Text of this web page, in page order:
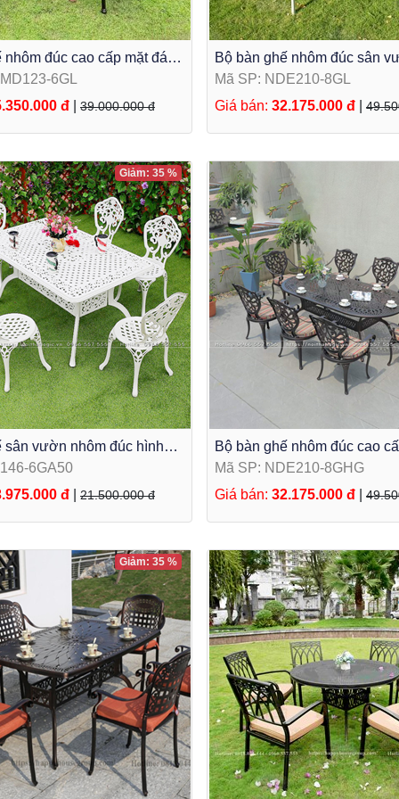
nhôm đúc cao cấp mặt đá 6
6GL
đ 39.000.000 đ
Bộ bàn ghế nhôm đúc sân
Elip NDE210-8GL
Mã SP: NDE210-8GL
Giá bán: 32.175.000 đ
sân vườn nhôm đúc hình
trắng 6 ghế ND146-
6GA50
đ 21.500.000 đ
Giảm: 35 %
Bộ bàn ghế nhôm đúc cao
màu đen đồng 8 ghế
Mã SP: NDE210-8GHG
Giá bán: 32.175.000 đ
Giảm: 35 %